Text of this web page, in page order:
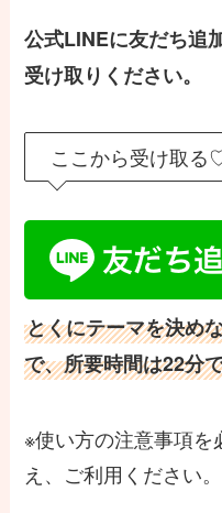
公式LINEに友だち追
受け取りください。
ここから受け取る
とくにテーマを決め
で、所要時間は22分
※使い方の注意事項を
え、ご利用ください。